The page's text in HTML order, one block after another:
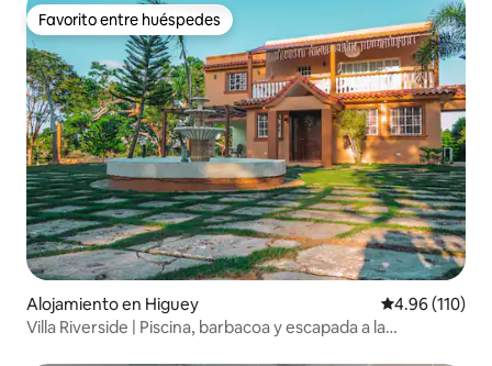
Favorito entre huéspedes
Favorito entre huéspedes
Alojamiento en Higuey Calificación
4.96 (110)
Villa Riverside | Piscina, barbacoa y escapada a la